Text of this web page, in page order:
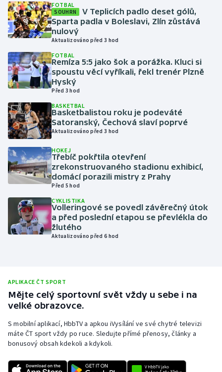
Judo
Krasobruslení
Lezení
Lyže a snowboard
Moderní pětiboj
Motorsport
Olympijské hry
Parasport
Plavání
Plážový volejbal
Rychlostní kanoistika
Sportovní střelba
Stolní tenis
FOTBAL
SOUHRN
V Teplicích padlo deset gólů,
Sparta padla v Boleslavi, Zlín zůstává
nulový
Aktualizováno před 3 hod
FOTBAL
Remíza 5:5 jako šok a porážka. Kluci si
spoustu věcí vyříkali, řekl trenér Plzně
Hyský
Před 3 hod
BASKETBAL
Basketbalistou roku je podeváté
Satoranský, Čechová slaví poprvé
Aktualizováno před 3 hod
HOKEJ
Třebíč pokřtila otevření
zrekonstruovaného stadionu exhibicí,
domácí porazili mistry z Prahy
Před 5 hod
CYKLISTIKA
Volleringové se povedl závěrečný útok
a před poslední etapou se převlékla do
žlutého
Aktualizováno před 6 hod
APLIKACE ČT SPORT
Mějte celý sportovní svět vždy u sebe i na
velké obrazovce.
S mobilní aplikací, HbbTV a apkou iVysílání ve své chytré televizi
máte ČT sport vždy po ruce. Sledujte přímé přenosy, články a
bonusový obsah kdekoli a kdykoli.